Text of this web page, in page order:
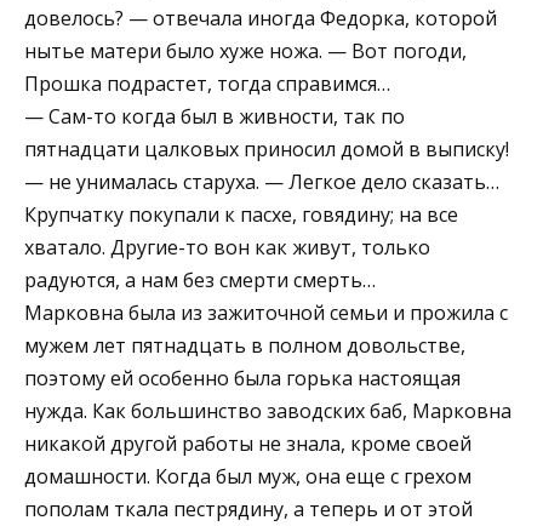
довелось? — отвечала иногда Федорка, которой
нытье матери было хуже ножа. — Вот погоди,
Прошка подрастет, тогда справимся…
— Сам-то когда был в живности, так по
пятнадцати цалковых приносил домой в выписку!
— не унималась старуха. — Легкое дело сказать…
Крупчатку покупали к пасхе, говядину; на все
хватало. Другие-то вон как живут, только
радуются, а нам без смерти смерть…
Марковна была из зажиточной семьи и прожила с
мужем лет пятнадцать в полном довольстве,
поэтому ей особенно была горька настоящая
нужда. Как большинство заводских баб, Марковна
никакой другой работы не знала, кроме своей
домашности. Когда был муж, она еще с грехом
пополам ткала пестрядину, а теперь и от этой